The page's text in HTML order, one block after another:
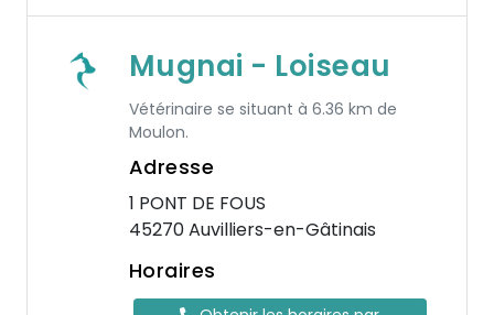
Mugnai - Loiseau
Vétérinaire se situant à 6.36 km de
Moulon.
Adresse
1 PONT DE FOUS
45270 Auvilliers-en-Gâtinais
Horaires